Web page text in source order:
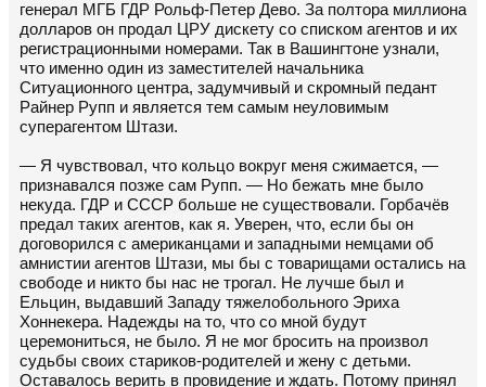
генерал МГБ ГДР Рольф-Петер Дево. За полтора миллиона
долларов он продал ЦРУ дискету со списком агентов и их
регистрационными номерами. Так в Вашингтоне узнали,
что именно один из заместителей начальника
Ситуационного центра, задумчивый и скромный педант
Райнер Рупп и является тем самым неуловимым
суперагентом Штази.
— Я чувствовал, что кольцо вокруг меня сжимается, —
признавался позже сам Рупп. — Но бежать мне было
некуда. ГДР и СССР больше не существовали. Горбачёв
предал таких агентов, как я. Уверен, что, если бы он
договорился с американцами и западными немцами об
амнистии агентов Штази, мы бы с товарищами остались на
свободе и никто бы нас не трогал. Не лучше был и
Ельцин, выдавший Западу тяжелобольного Эриха
Хоннекера. Надежды на то, что со мной будут
церемониться, не было. Я не мог бросить на произвол
судьбы своих стариков-родителей и жену с детьми.
Оставалось верить в провидение и ждать. Потому принял